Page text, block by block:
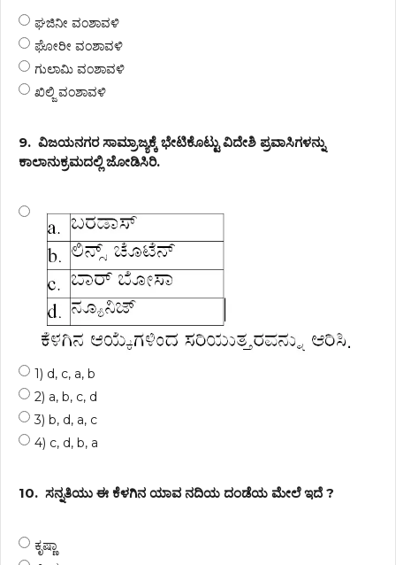
ಘಜಿನೀ ವಂಶಾವಳಿ
ಘೋರೀ ವಂಶಾವಳಿ
ಗುಲಾಮಿ ವಂಶಾವಳಿ
ಖಿಲ್ಜಿ ವಂಶಾವಳಿ
9. ವಿಜಯನಗರ ಸಾಮ್ರಾಜ್ಯಕ್ಕೆ ಭೇಟಿಕೊಟ್ಟು ವಿದೇಶಿ ಪ್ರವಾಸಿಗಳನ್ನು
ಕಾಲಾನುಕ್ರಮದಲ್ಲಿ ಜೋಡಿಸಿರಿ.
1) d, c, a, b
2) a, b, c, d
3) b, d, a, c
4) c, d, b, a
10. ಸನ್ನತಿಯು ಈ ಕೆಳಗಿನ ಯಾವ ನದಿಯ ದಂಡೆಯ ಮೇಲೆ ಇದೆ ?
ಕೃಷ್ಣಾ